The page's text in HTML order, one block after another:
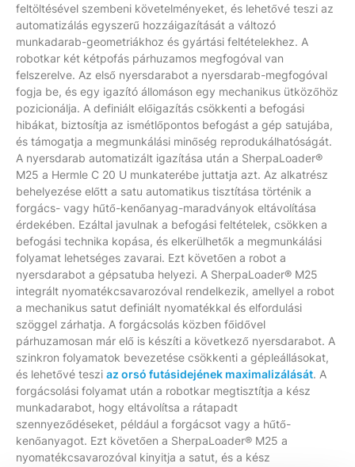
feltöltésével szembeni követelményeket, és lehetővé teszi az
automatizálás egyszerű hozzáigazítását a változó
munkadarab-geometriákhoz és gyártási feltételekhez. A
robotkar két kétpofás párhuzamos megfogóval van
felszerelve. Az első nyersdarabot a nyersdarab-megfogóval
fogja be, és egy igazító állomáson egy mechanikus ütközőhöz
pozicionálja. A definiált előigazítás csökkenti a befogási
hibákat, biztosítja az ismétlőpontos befogást a gép satujába,
és támogatja a megmunkálási minőség reprodukálhatóságát.
A nyersdarab automatizált igazítása után a SherpaLoader®
M25 a Hermle C 20 U munkaterébe juttatja azt. Az alkatrész
behelyezése előtt a satu automatikus tisztítása történik a
forgács- vagy hűtő-kenőanyag-maradványok eltávolítása
érdekében. Ezáltal javulnak a befogási feltételek, csökken a
befogási technika kopása, és elkerülhetők a megmunkálási
folyamat lehetséges zavarai. Ezt követően a robot a
nyersdarabot a gépsatuba helyezi. A SherpaLoader® M25
integrált nyomatékcsavarozóval rendelkezik, amellyel a robot
a mechanikus satut definiált nyomatékkal és elfordulási
szöggel zárhatja. A forgácsolás közben főidővel
párhuzamosan már elő is készíti a következő nyersdarabot. A
szinkron folyamatok bevezetése csökkenti a gépleállásokat,
és lehetővé teszi az orsó futásidejének maximalizálását. A
forgácsolási folyamat után a robotkar megtisztítja a kész
munkadarabot, hogy eltávolítsa a rátapadt
szennyeződéseket, például a forgácsot vagy a hűtő-
kenőanyagot. Ezt követően a SherpaLoader® M25 a
nyomatékcsavarozóval kinyitja a satut, és a kész